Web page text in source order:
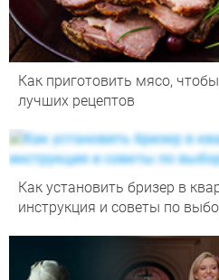
Как приготовить мясо,
лучших рецептов
Как установить бризер в
инструкция и советы по